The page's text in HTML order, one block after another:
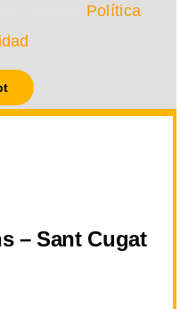
Política
– Sant Cugat